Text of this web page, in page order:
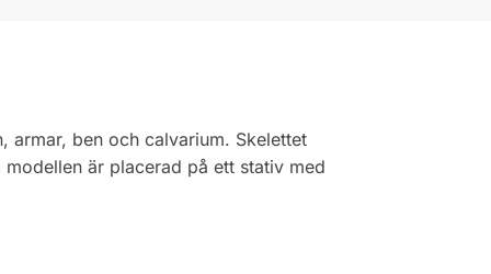
armar, ben och calvarium. Skelettet
är placerad på ett stativ med